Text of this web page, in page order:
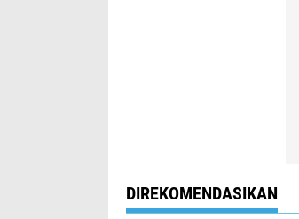
DIREKOMENDASIKAN